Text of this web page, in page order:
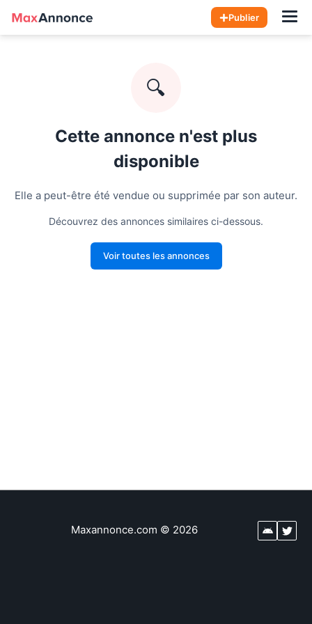
Publier
🔍
Cette annonce n'est plus
disponible
Elle a peut-être été vendue ou supprimée par son auteur.
Découvrez des annonces similaires ci-dessous.
Voir toutes les annonces
Maxannonce.com © 2026